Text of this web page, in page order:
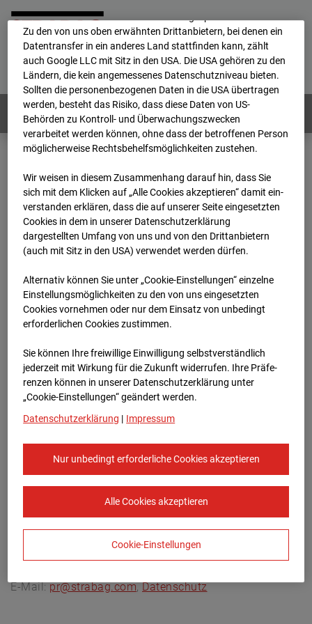
Home E-Mail Impressum
Login
Deutsch / English
Webcams: Alle Länder
Home Deutschland
GC-101 - BV-Seed-FFM
Archiv
2026 07 08 16:05
GC-101 - BV-Seed-FFM
Zur Übersicht
Archivdatum:08.07.2026 16:05,
Konzern-Kommunikation Internet/Neue
E-Mail:pr@strabag.com,Datenschutz
ein anderes Land transferiert und dort gespeichert werden.
Zu den von uns oben erwähnten Drittanbietern, bei denen ein
Datentransfer in ein anderes Land stattfinden kann, zählt
auch Google LLC mit Sitz in den USA. Die USA gehören zu den
Ländern, die kein angemessenes Datenschutzniveau bieten.
Sollten die personenbezogenen Daten in die USA übertragen
werden, besteht das Risiko, dass diese Daten von US-
Behörden zu Kontroll- und Überwachungszwecken
verarbeitet werden können, ohne dass der betroffenen Person
möglicherweise Rechtsbehelfsmöglichkeiten zustehen.
Wir weisen in diesem Zusammenhang darauf hin, dass Sie
sich mit dem Klicken auf „Alle Cookies akzeptieren“ damit ein­
ver­standen erklären, dass die auf unserer Seite eingesetzten
Cookies in dem in unserer Datenschutzerklärung
dargestellten Umfang von uns und von den Drittanbietern
(auch mit Sitz in den USA) verwendet werden dürfen.
Alternativ können Sie unter „Cookie-Einstellungen“ einzelne
Einstellungsmöglichkeiten zu den von uns eingesetzten
Cookies vornehmen oder nur dem Einsatz von unbedingt
erforderlichen Cookies zustimmen.
Sie können Ihre freiwillige Einwilligung selbstverständlich
jederzeit mit Wirkung für die Zukunft widerrufen. Ihre Prä­fe­
renzen können in unserer Datenschutzerklärung unter
„Cookie-Einstellungen“ geändert werden.
Datenschutzerklärung | Impressum
Nur unbedingt erforderliche Cookies akzeptieren
Alle Cookies akzeptieren
Cookie-Einstellungen